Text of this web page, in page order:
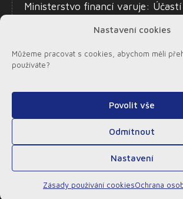
Nastavení cookies
Můžeme pracovat s cookies, abychom měli
používáte?
Povolit vše
Odmítnout
Nastavení
Zásady používání cookiesOchrana
ČESKO SVET TOP
Ministerstvo financí varuje: Účastí
osob mladších 18 let na hazardní
Informace o zodpovědném hraní
Sazkynavolby.cz |
GDPR